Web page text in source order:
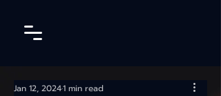
Jan 12, 20241 min read